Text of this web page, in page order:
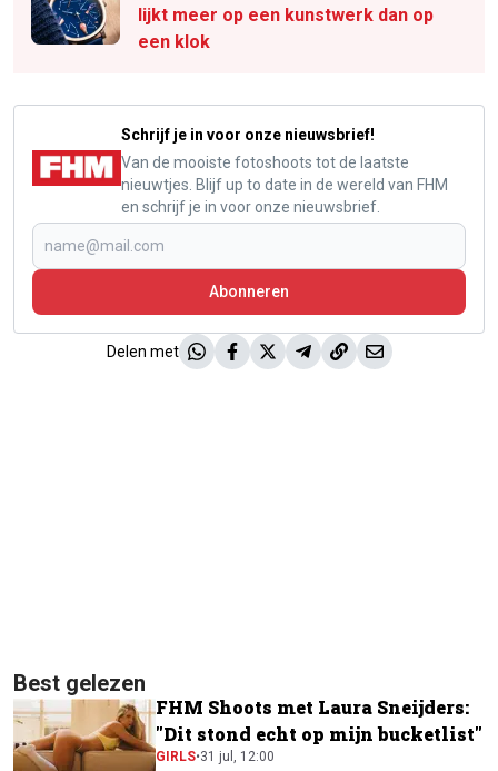
lijkt meer op een kunstwerk dan op
een klok
Schrijf je in voor onze nieuwsbrief!
Van de mooiste fotoshoots tot de laatste
nieuwtjes. Blijf up to date in de wereld van FHM
en schrijf je in voor onze nieuwsbrief.
Abonneren
Delen met
Best gelezen
FHM Shoots met Laura Sneijders:
"Dit stond echt op mijn bucketlist"
GIRLS•31 jul, 12:00